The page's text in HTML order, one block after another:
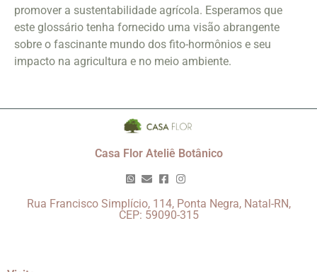
promover a sustentabilidade agrícola. Esperamos que
este glossário tenha fornecido uma visão abrangente
sobre o fascinante mundo dos fito-hormônios e seu
impacto na agricultura e no meio ambiente.
Casa Flor Ateliê Botânico
Rua Francisco Simplício, 114, Ponta Negra, Natal-RN,
CEP: 59090-315